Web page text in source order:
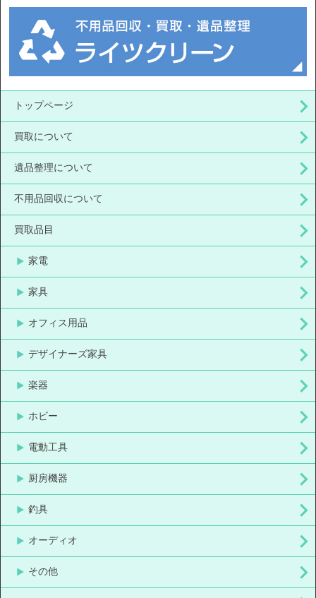
トップページ
買取について
遺品整理について
不用品回収について
買取品目
家電
家具
オフィス用品
デザイナーズ家具
楽器
ホビー
電動工具
厨房機器
釣具
オーディオ
その他